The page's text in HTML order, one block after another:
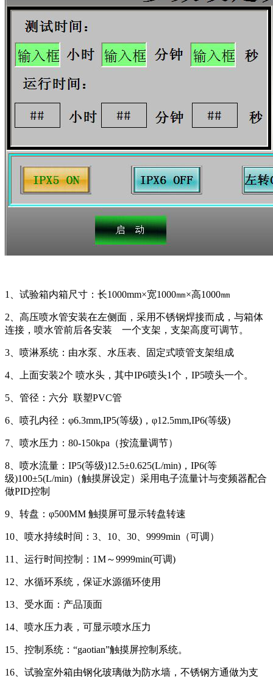
1、试验箱内箱尺寸：长1000mm×宽1000㎜×高1000㎜
2、高压喷水管安装在左侧面，采用不锈钢焊接而成，与箱体
连接，喷水管前后各安装 一个支架，支架高度可调节。
3、喷淋系统：由水泵、水压表、固定式喷管支架组成
4、上面安装2个 喷水头，其中IP6喷头1个，IP5喷头一个。
5、管径：六分 联塑PVC管
6、喷孔内径：φ6.3mm,IP5(等级)，φ12.5mm,IP6(等级)
7、喷水压力：80-150kpa（按流量调节）
8、喷水流量：IP5(等级)12.5±0.625(L/min)，IP6(等
级)100±5(L/min)（触摸屏设定）采用电子流量计与变频器配合
做PID控制
9、转盘：φ500MM 触摸屏可显示转盘转速
10、喷水持续时间：3、10、30、9999min（可调）
11、运行时间控制：1M～9999min(可调)
12、水循环系统，保证水源循环使用
13、受水面：产品顶面
14、喷水压力表，可显示喷水压力
15、控制系统：“gaotian”触摸屏控制系统。
16、试验室外箱由钢化玻璃做为防水墙，不锈钢方通做为支